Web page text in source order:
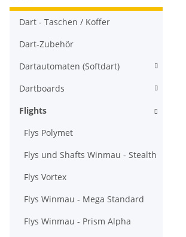
Dart - Taschen / Koffer
Dart-Zubehör
Dartautomaten (Softdart)
Dartboards
Flights
Flys Polymet
Flys und Shafts Winmau - Stealth
Flys Vortex
Flys Winmau - Mega Standard
Flys Winmau - Prism Alpha